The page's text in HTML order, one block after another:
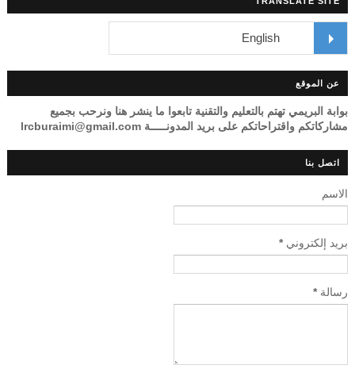
عن الموقع
بوابة البريمي تهتم بالتعليم والتقنية تابعوا ما ينشر هنا ونرحب بجميع
مشاركاتكم واقتراحاتكم على بريد المدونـــــة lrcburaimi@gmail.com
اتصل بنا
الاسم
بريد إلكتروني*
رسالة*